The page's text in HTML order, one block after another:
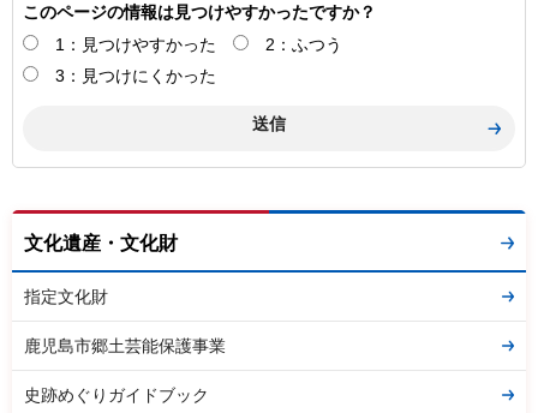
このページの情報は見つけやすかったですか？
1：見つけやすかった
2：ふつう
3：見つけにくかった
文化遺産・文化財
指定文化財
鹿児島市郷土芸能保護事業
史跡めぐりガイドブック